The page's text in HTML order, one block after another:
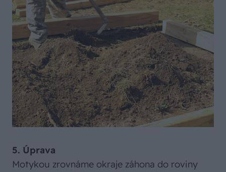
5. Úprava
Motykou zrovnáme okraje záhona do roviny